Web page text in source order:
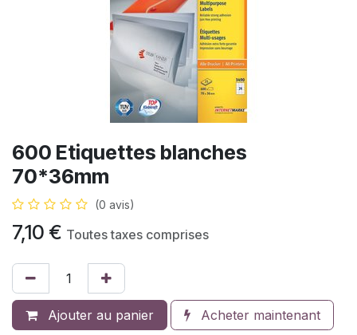
600 Etiquettes blanches
70*36mm
(0 avis)
7,10 € Toutes taxes comprises
Ajouter au panier Acheter maintenant